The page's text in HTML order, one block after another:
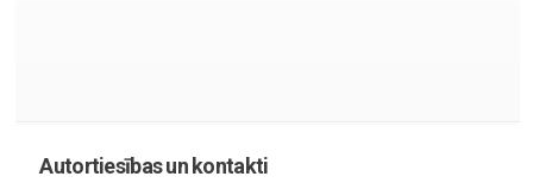
Autortiesības un kontakti